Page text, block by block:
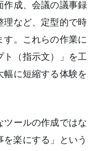
作成、会議の議事録
理など、定型的で時
す。これらの作業に
ト（指示文）」を工
幅に短縮する体験を
ツールの作成ではな
を楽にする」という